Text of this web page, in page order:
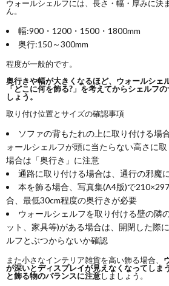
ウォールシェルフには、長さ・幅・厚みに決
ん。
幅:900・1200・1500・1800mm
奥行:150～300mm
程度が一般的です。
奥行きや幅が大きくなるほど、ウォールシェ
「どこに何を飾る?」を考えてからシェルフ
しょう。
取り付け位置とサイズの確認事項
ソファの背もたれの上に取り付ける場
ォールシェルフが頭に当たらない高さに
場合は「奥行き」に注意
通路に取り付ける場合は、通行の邪魔
本を飾る場合、写真集(A4版)で
合、最低30cm程度の奥行きが必要
ウォールシェルフを取り付ける壁の隣
ット、家具等)がある場合は、開閉した際
ルフとぶつからないか確認
また小さなインテリア雑貨を高い飾る場合、
が深いとディスプレイが見えなくなってしま
と飾る物のバランスに注意しましょう。